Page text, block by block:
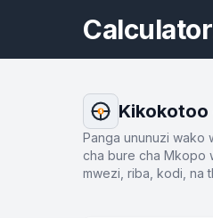
Calculator
$ Kikokotoo
Panga ununuzi wako
cha bure cha Mkopo
mwezi, riba, kodi, na